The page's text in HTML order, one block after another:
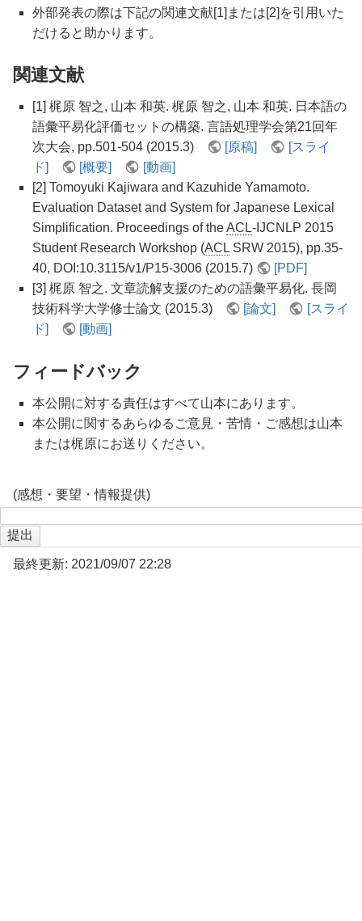
外部発表の際は下記の関連文献[1]または[2]を引用いた
だけると助かります。
関連文献
[1] 梶原 智之, 山本 和英. 梶原 智之, 山本 和英. 日本語の
語彙平易化評価セットの構築. 言語処理学会第21回年
次大会, pp.501-504 (2015.3)
[原稿]
[スライ
ド]
[概要]
[動画]
[2] Tomoyuki Kajiwara and Kazuhide Yamamoto.
Evaluation Dataset and System for Japanese Lexical
Simplification. Proceedings of theACL-IJCNLP 2015
Student Research Workshop (ACL SRW 2015), pp.35-
40, DOI:10.3115/v1/P15-3006 (2015.7)
[PDF]
[3] 梶原 智之. 文章読解支援のための語彙平易化. 長岡
技術科学大学修士論文 (2015.3)
[論文]
[スライ
ド]
[動画]
フィードバック
本公開に対する責任はすべて山本にあります。
本公開に関するあらゆるご意見・苦情・ご感想は山本
または梶原にお送りください。
(感想・要望・情報提供)
最終更新: 2021/09/07 22:28